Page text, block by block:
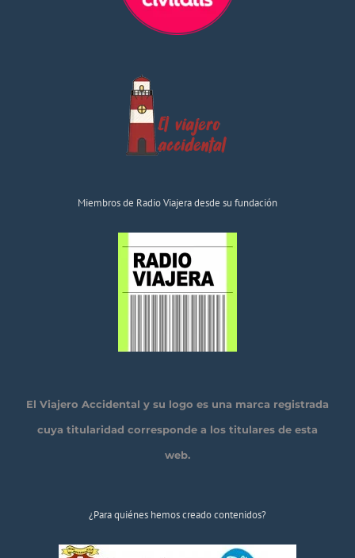
Miembros de Radio Viajera desde su fundación
El Viajero Accidental y su logo es una marca registrada
cuya titularidad corresponde a los titulares de esta
web.
¿Para quiénes hemos creado contenidos?